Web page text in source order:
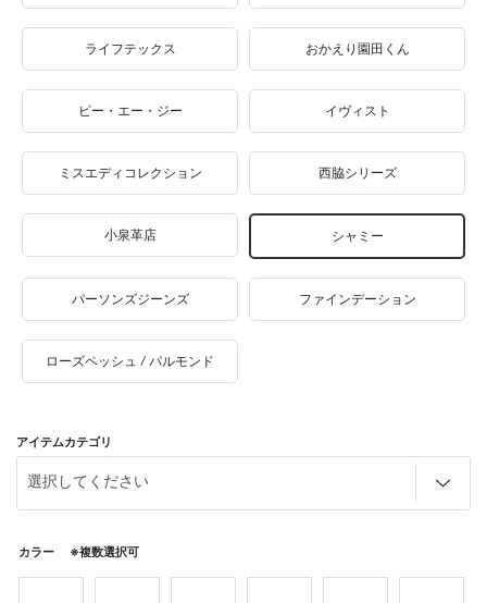
ライフテックス おかえり園田くん
ビー・エー・ジー イヴィスト
ミスエディコレクション 西脇シリーズ
小泉革店 シャミー
パーソンズジーンズ ファインデーション
ローズペッシュ / パルモンド
アイテムカテゴリ
カラー ※複数選択可